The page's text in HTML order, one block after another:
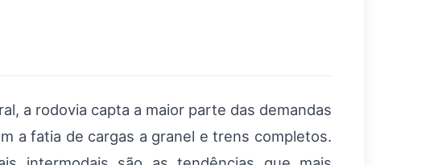
a rodovia capta a maior parte das demandas
a fatia de cargas a granel e trens completos.